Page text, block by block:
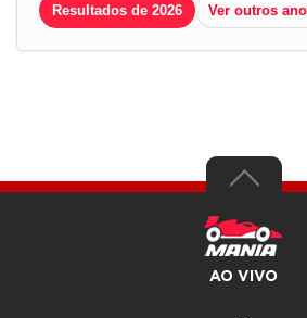
Resultados de 2026 Ver outros
AO VIVO